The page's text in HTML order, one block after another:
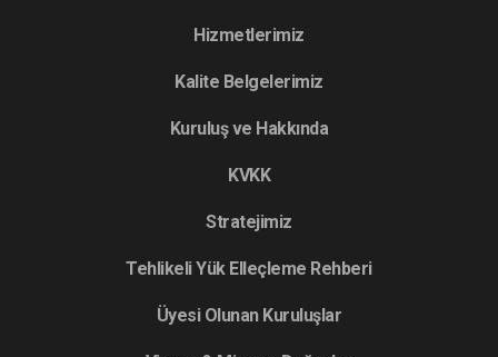
Hizmetlerimiz
Kalite Belgelerimiz
Kuruluş ve Hakkında
KVKK
Stratejimiz
Tehlikeli Yük Elleçleme Rehberi
Üyesi Olunan Kuruluşlar